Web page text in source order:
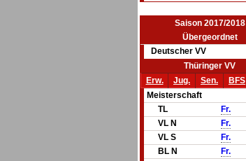
Saison 2017/2018
Übergeordnet
Deutscher VV
Thüringer VV
Erw.
Jug. Sen. BFS
Meisterschaft
TL
Fr.
VL N
Fr.
VL S
Fr.
BL N
Fr.